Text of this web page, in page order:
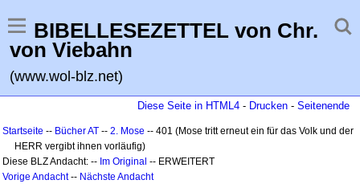
BIBELLESEZETTEL von Chr.
von Viebahn
(www.wol-blz.net)
Diese Seite in HTML4 - Drucken - Seitenende
Startseite -- Bücher AT -- 2. Mose -- 401 (Mose tritt erneut ein für das Volk und der
HERR vergibt ihnen vorläufig)
Diese BLZ Andacht: -- Im Original -- ERWEITERT
Vorige Andacht-- Nächste Andacht